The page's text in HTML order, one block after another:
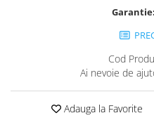
Garantie:
Cod
Ai nevoie de
Adauga la Favorite